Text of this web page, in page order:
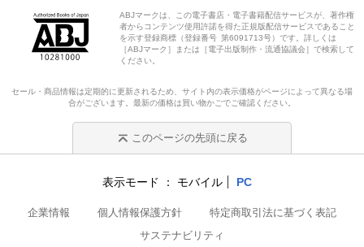
ABJマークは、この電子書店・電子書籍配信サービスが、著作権
者からコンテンツ使用許諾を得た正規版配信サービスであること
を示す登録商標（登録番号 第6091713号）です。詳しくは
［ABJマーク］または［電子出版制作・流通協議会］で検索して
ください。
セール・商品情報は定期的に更新されるため、サイト内の表示価格がページによって異なる場
合がございます。最新の価格は買い物かごでご確認ください。
このページの先頭に戻る
表示モード モバイル PC
企業情報 個人情報保護方針
特定商取引法に基づく表記
サステナビリティ